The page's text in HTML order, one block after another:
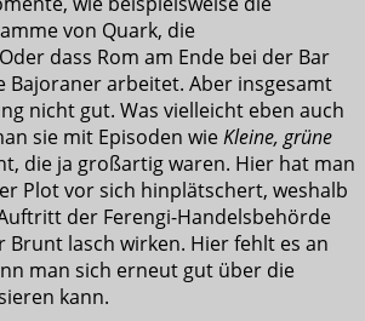
von Quark, die
dass Rom am Ende bei der Bar
Bajoraner arbeitet. Aber insgesamt
nicht gut. Was vielleicht eben auch
sie mit Episoden wieKleine, grüne
die ja großartig waren. Hier hat man
Plot vor sich hinplätschert, weshalb
der Ferengi-Handelsbehörde
lasch wirken. Hier fehlt es an
man sich erneut gut über die
kann.